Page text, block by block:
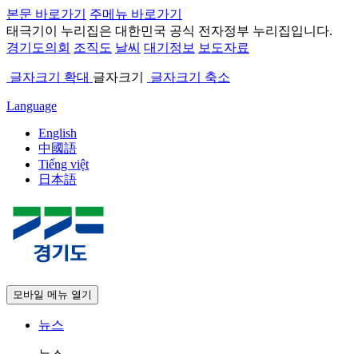
본문 바로가기
주메뉴 바로가기
태극기 이 누리집은 대한민국 공식 전자정부 누리집입니다.
경기도의회 조직도 날씨 대기정보 보도자료
글자크기 확대 글자크기 글자크기 축소
Language
English
中國語
Tiếng việt
日本語
모바일 메뉴 열기
뉴스